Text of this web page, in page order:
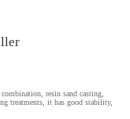
resin sand casting,
treatments, it has good stability,